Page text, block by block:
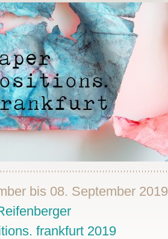
bis 08. September 2019
frankfurt 2019